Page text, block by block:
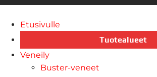
Etusivulle
Tuotealueet
Veneily
Buster-veneet